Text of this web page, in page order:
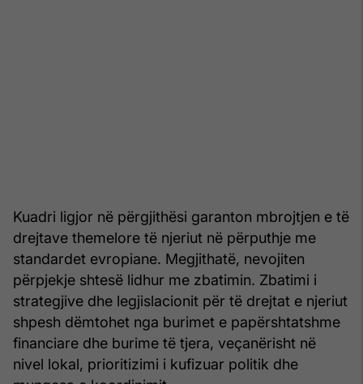
Kuadri ligjor në përgjithësi garanton mbrojtjen e të
drejtave themelore të njeriut në përputhje me
standardet evropiane. Megjithatë, nevojiten
përpjekje shtesë lidhur me zbatimin. Zbatimi i
strategjive dhe legjislacionit për të drejtat e njeriut
shpesh dëmtohet nga burimet e papërshtatshme
financiare dhe burime të tjera, veçanërisht në
nivel lokal, prioritizimi i kufizuar politik dhe